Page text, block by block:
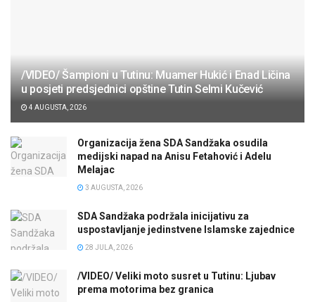
/VIDEO/ Šampioni u Tutinu: Muamer Hukić i Enad Ličina
u posjeti predsjednici opštine Tutin Selmi Kučević
4 AUGUSTA, 2026
Organizacija žena SDA Sandžaka osudila
medijski napad na Anisu Fetahović i Adelu
Melajac
3 AUGUSTA, 2026
SDA Sandžaka podržala inicijativu za
uspostavljanje jedinstvene Islamske zajednice
28 JULA, 2026
/VIDEO/ Veliki moto susret u Tutinu: Ljubav
prema motorima bez granica